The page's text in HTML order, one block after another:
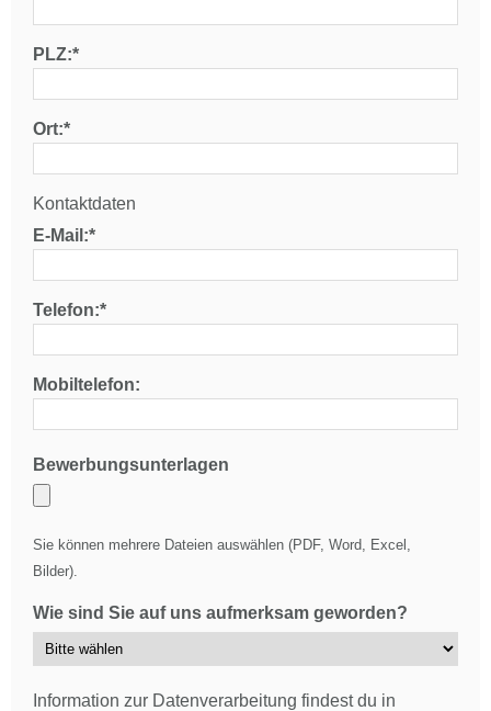
PLZ:*
Ort:*
Kontaktdaten
E-Mail:*
Telefon:*
Mobiltelefon:
Bewerbungsunterlagen
Sie können mehrere Dateien auswählen (PDF, Word, Excel,
Bilder).
Wie sind Sie auf uns aufmerksam geworden?
Information zur Datenverarbeitung findest du in